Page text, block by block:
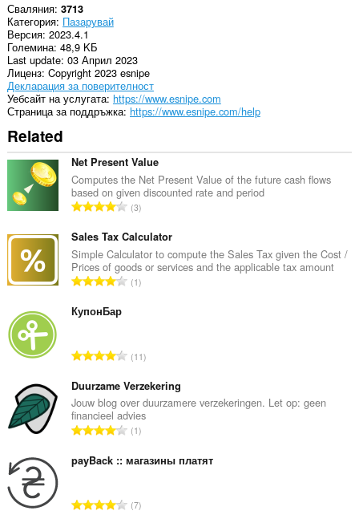
Сваляния 3713
Категория Пазарувай
Версия 2023.4.1
Големина 48,9 KБ
Last update 03 Април 2023
Лиценз Copyright 2023 esnipe
Декларация за поверителност
Уебсайт на услугата https://www.esnipe.com
Страница за поддръжка https://www.esnipe.com/help
Related
Net Present Value
Computes the Net Present Value of the future cash flows
based on given discounted rate and period
О
щ
б
р
о
е
н
к
и
:
3
Sales Tax Calculator
Simple Calculator to compute the Sales Tax given the Cost /
Prices of goods or services and the applicable tax amount
О
о
о
ц
е
н
к
1
КупонБар
О
щ
б
р
о
о
е
н
11
Duurzame Verzekering
Jouw blog over duurzamere verzekeringen. Let op: geen
financieel advies
О
щ
о
1
payBack :: магазины платят
О7